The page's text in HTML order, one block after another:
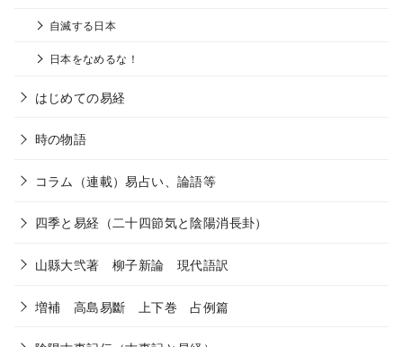
自滅する日本
日本をなめるな！
はじめての易経
時の物語
コラム（連載）易占い、論語等
四季と易経（二十四節気と陰陽消長卦）
山縣大弐著 柳子新論 現代語訳
増補 高島易斷 上下巻 占例篇